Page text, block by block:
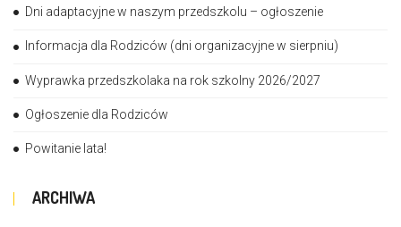
Dni adaptacyjne w naszym przedszkolu – ogłoszenie
Informacja dla Rodziców (dni organizacyjne w sierpniu)
Wyprawka przedszkolaka na rok szkolny 2026/2027
Ogłoszenie dla Rodziców
Powitanie lata!
ARCHIWA